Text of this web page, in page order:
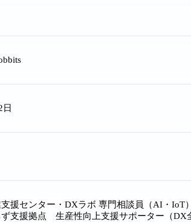
日
援センター・DXラボ 専門相談員（AI・IoT）
ず支援拠点 生産性向上支援サポーター（DX